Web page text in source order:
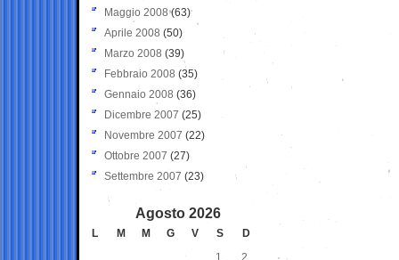
Maggio 2008(63)
Aprile 2008 (50)
Marzo 2008 (39)
Febbraio 2008 (35)
Gennaio 2008 (36)
Dicembre 2007 (25)
Novembre 2007 (22)
Ottobre 2007 (27)
Settembre 2007 (23)
Agosto 2026
L M M G V S
D
1
2